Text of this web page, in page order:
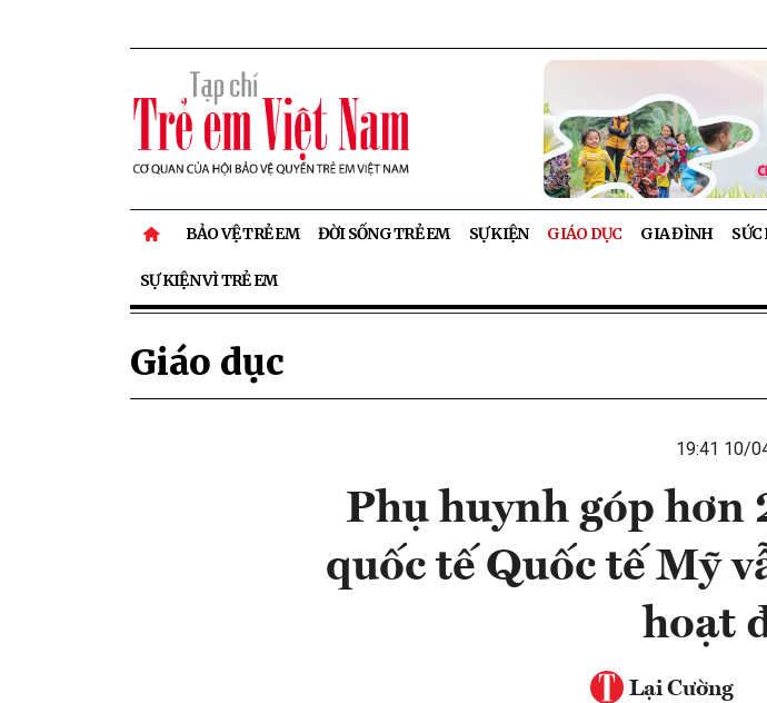
BẢO VỆ TRẺ EM ĐỜI SỐNG TRẺ EM SỰ KIỆN GIÁO DỤC GIA ĐÌNH SỨC
SỰ KIỆN VÌ TRẺ EM
Giáo dục
19:41 10/
Phụ huynh góp hơn
quốc tế Quốc tế Mỹ
hoạt
Lại Cường